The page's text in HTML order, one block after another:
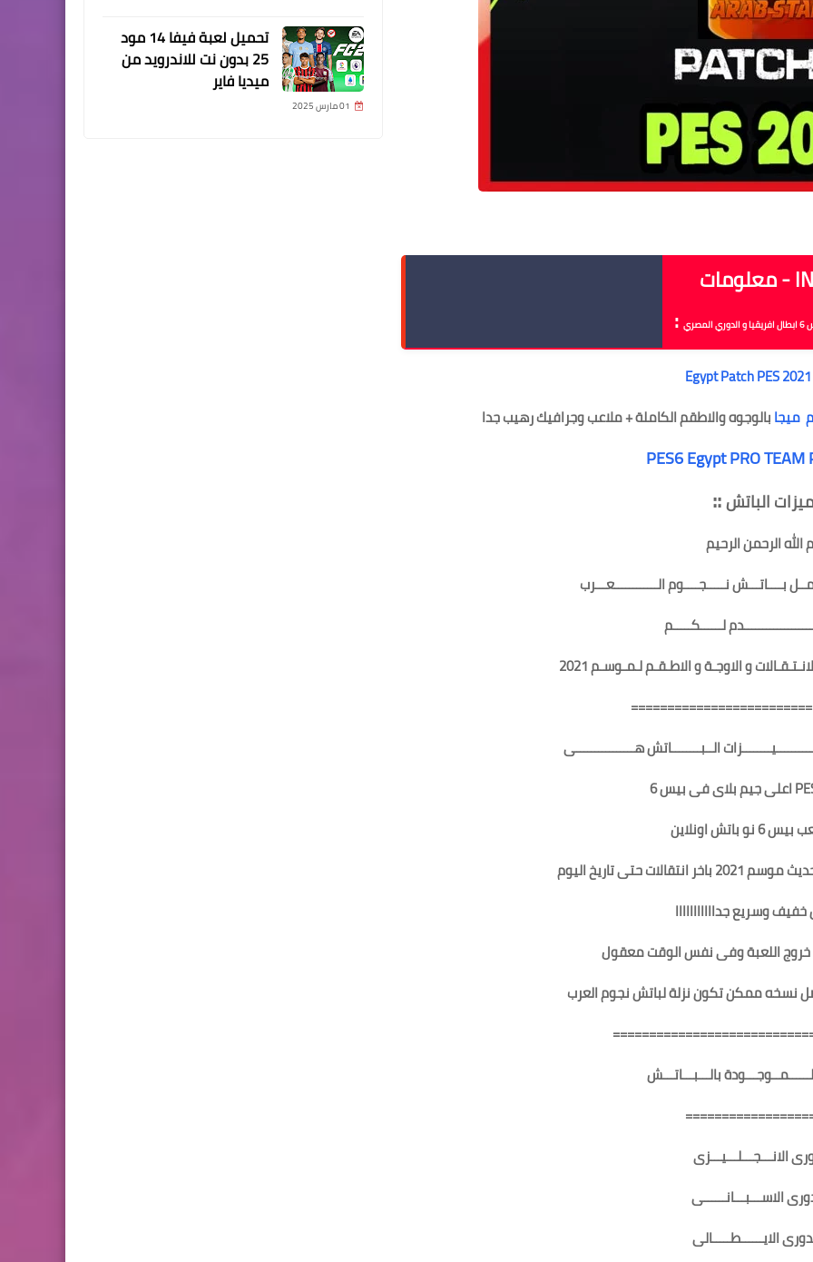
:
Egypt Patch PES
ميجابالوجوه والاطقم الكاملة + ملاعب وجرافيك رهيب جدا
PES6 Egypt PRO TEAM
الباتش::
الرحمن الرحيم
بــــاتـــش نـــــجــــوم الــــــــــــعـــرب
لــــــكـــــم
و الاوجـة و الاطـقـم لـمـوسـم 2021
الــبــــــــاتش هــــــــــــــــى
نسخه ممكن تكون نزلة لباتش نجوم العرب
بالـــبـــاتـــش
الانـــجـــلـــيـــزى
الاســـبـــانــــــى
الايــــــطـــــالى
تحميل لعبة فيفا 14 مود
25 بدون نت للاندرويد من
ميديا فاير
01 مارس 2025